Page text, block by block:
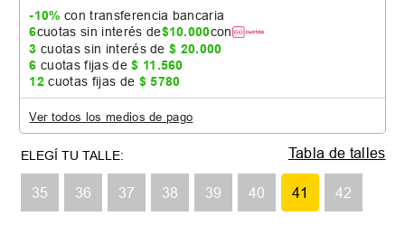
-10% con transferencia bancaria
6cuotas sin interés de$10.000con
3 cuotas sin interés de$ 20.000
6 cuotas fijas de$ 11 .560
12 cuotas fijas de $ 5780
Ver todos los medios de pago
35 36 37 38 39 40 41 42
Tabla de talles